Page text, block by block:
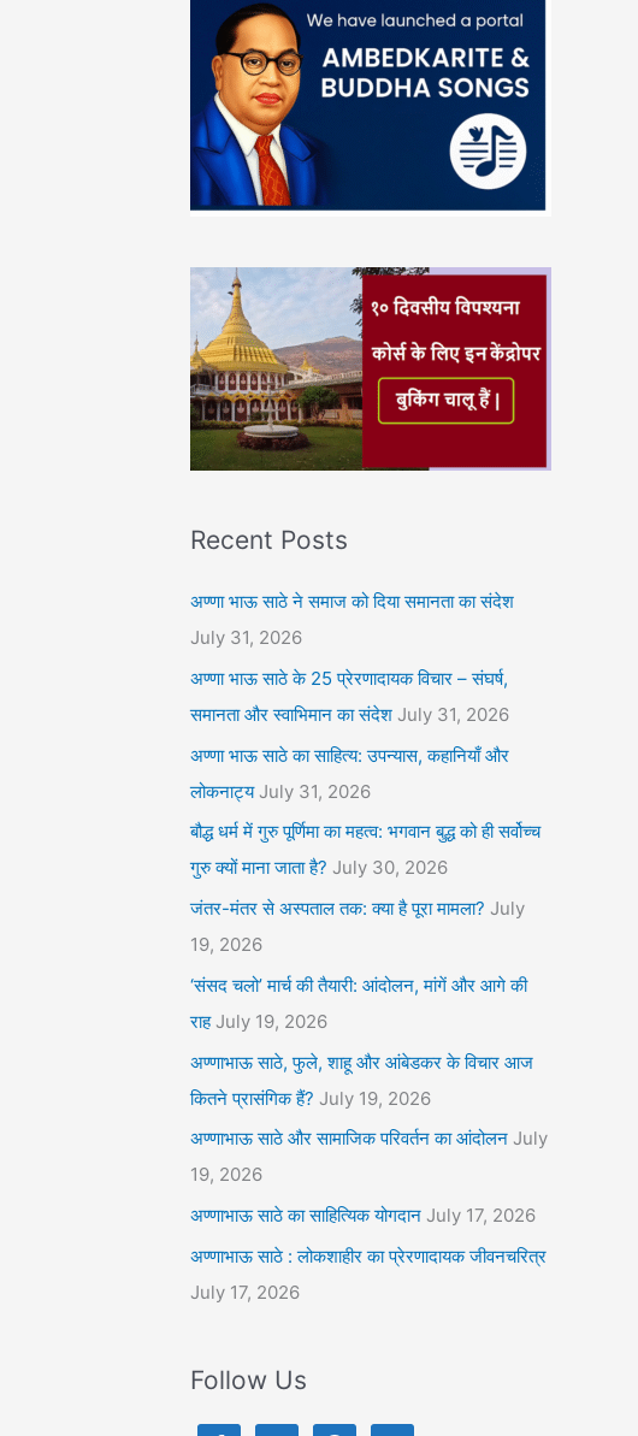
Recent Posts
अण्णा भाऊ साठे ने समाज को दिया समानता का संदेश
July 31, 2026
अण्णा भाऊ साठे के 25 प्रेरणादायक विचार – संघर्ष,
समानता और स्वाभिमान का संदेश July 31, 2026
अण्णा भाऊ साठे का साहित्य: उपन्यास, कहानियाँ और
लोकनाट्य July 31, 2026
बौद्ध धर्म में गुरु पूर्णिमा का महत्व: भगवान बुद्ध को ही सर्वोच्च
गुरु क्यों माना जाता है? July 30, 2026
जंतर-मंतर से अस्पताल तक: क्या है पूरा मामला? July
19, 2026
‘संसद चलो’ मार्च की तैयारी: आंदोलन, मांगें और आगे की
राह July 19, 2026
अण्णाभाऊ साठे, फुले, शाहू और आंबेडकर के विचार आज
कितने प्रासंगिक हैं? July 19, 2026
अण्णाभाऊ साठे और सामाजिक परिवर्तन का आंदोलन July
19, 2026
अण्णाभाऊ साठे का साहित्यिक योगदान July 17, 2026
अण्णाभाऊ साठे : लोकशाहीर का प्रेरणादायक जीवनचरित्र
July 17, 2026
Follow Us